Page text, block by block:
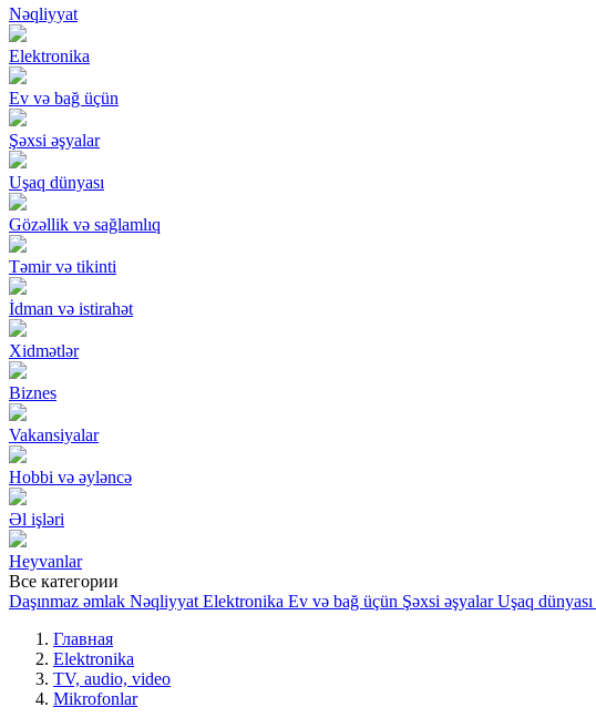
Nəqliyyat
Elektronika
Ev və bağ üçün
Şəxsi əşyalar
Uşaq dünyası
Gözəllik və sağlamlıq
Təmir və tikinti
İdman və istirahət
Xidmətlər
Biznes
Vakansiyalar
Hobbi və əyləncə
Əl işləri
Heyvanlar
Все категории
Daşınmaz əmlak Nəqliyyat Elektronika Ev və bağ üçün Şəxsi əşyalar Uşaq dünyası
Главная
Elektronika
TV, audio, video
Mikrofonlar